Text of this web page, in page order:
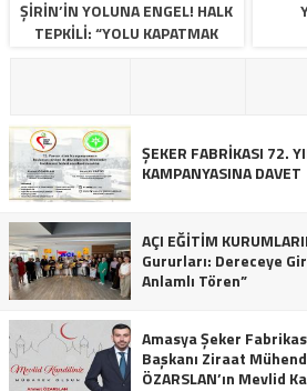
ŞİRİN’İN YOLUNA ENGEL! HALK
TEPKİLİ: “YOLU KAPATMAK
ŞEKER FABRİKASI 72.
KAMPANYASINA DAVET
AÇI EĞİTİM
Gururları: Dereceye
Anlamlı Tören”
Amasya Şeker
Başkanı Ziraat
ÖZARSLAN’ın Mevlid